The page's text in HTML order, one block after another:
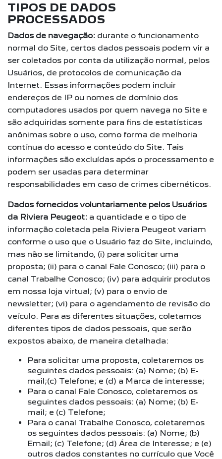
TIPOS DE DADOS
PROCESSADOS
Dados de navegação: durante o funcionamento
normal do Site, certos dados pessoais podem vir a
ser coletados por conta da utilização normal, pelos
Usuários, de protocolos de comunicação da
Internet. Essas informações podem incluir
endereços de IP ou nomes de domínio dos
computadores usados por quem navega no Site e
são adquiridas somente para fins de estatísticas
anônimas sobre o uso, como forma de melhoria
contínua do acesso e conteúdo do Site. Tais
informações são excluídas após o processamento e
podem ser usadas para determinar
responsabilidades em caso de crimes cibernéticos.
Dados fornecidos voluntariamente pelos Usuários
da Riviera Peugeot: a quantidade e o tipo de
informação coletada pela Riviera Peugeot variam
conforme o uso que o Usuário faz do Site, incluindo,
mas não se limitando, (i) para solicitar uma
proposta; (ii) para o canal Fale Conosco; (iii) para o
canal Trabalhe Conosco; (iv) para adquirir produtos
em nossa loja virtual; (v) para o envio de
newsletter; (vi) para o agendamento de revisão do
veículo. Para as diferentes situações, coletamos
diferentes tipos de dados pessoais, que serão
expostos abaixo, de maneira detalhada:
Para solicitar uma proposta, coletaremos os
seguintes dados pessoais: (a) Nome; (b) E-
mail;(c) Telefone; e (d) a Marca de interesse;
Para o canal Fale Conosco, coletaremos os
seguintes dados pessoais: (a) Nome; (b) E-
mail; e (c) Telefone;
Para o canal Trabalhe Conosco, coletaremos
os seguintes dados pessoais: (a) Nome; (b)
Email; (c) Telefone; (d) Área de Interesse; e (e)
outros dados constantes no currículo que Você